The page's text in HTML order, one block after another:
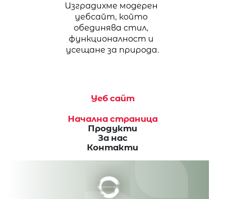
Изградихме модерен
уебсайт, който
обединява стил,
функционалност и
усещане за природа.
Уеб сайт
Начална страница
Продукти
За нас
Контакти